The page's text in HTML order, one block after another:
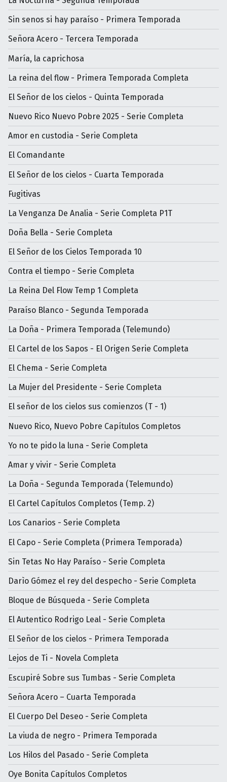
Sin senos si hay paraíso - Primera Temporada
Señora Acero - Tercera Temporada
María, la caprichosa
La reina del flow - Primera Temporada Completa
El Señor de los cielos - Quinta Temporada
Nuevo Rico Nuevo Pobre 2025 - Serie Completa
Amor en custodia - Serie Completa
El Comandante
El Señor de los cielos - Cuarta Temporada
Fugitivas
La Venganza De Analia - Serie Completa P1T
Doña Bella - Serie Completa
El Señor de los Cielos Temporada 10
Contra el tiempo - Serie Completa
La Reina Del Flow Temp 1 Completa
Paraíso Blanco - Segunda Temporada
La Doña - Primera Temporada (Telemundo)
El Cartel de los Sapos - El Origen Serie Completa
El Chema - Serie Completa
La Mujer del Presidente - Serie Completa
El señor de los cielos sus comienzos (T - 1)
Nuevo Rico, Nuevo Pobre Capítulos Completos
Yo no te pido la luna - Serie Completa
Amar y vivir - Serie Completa
La Doña - Segunda Temporada (Telemundo)
El Cartel Capítulos Completos (Temp. 2)
Los Canarios - Serie Completa
El Capo - Serie Completa (Primera Temporada)
Sin Tetas No Hay Paraíso - Serie Completa
Darìo Gómez el rey del despecho - Serie Completa
Bloque de Búsqueda - Serie Completa
El Autentico Rodrigo Leal - Serie Completa
El Señor de los cielos - Primera Temporada
Lejos de Ti - Novela Completa
Escupiré Sobre sus Tumbas - Serie Completa
Señora Acero – Cuarta Temporada
El Cuerpo Del Deseo - Serie Completa
La viuda de negro - Primera Temporada
Los Hilos del Pasado - Serie Completa
Oye Bonita Capítulos Completos